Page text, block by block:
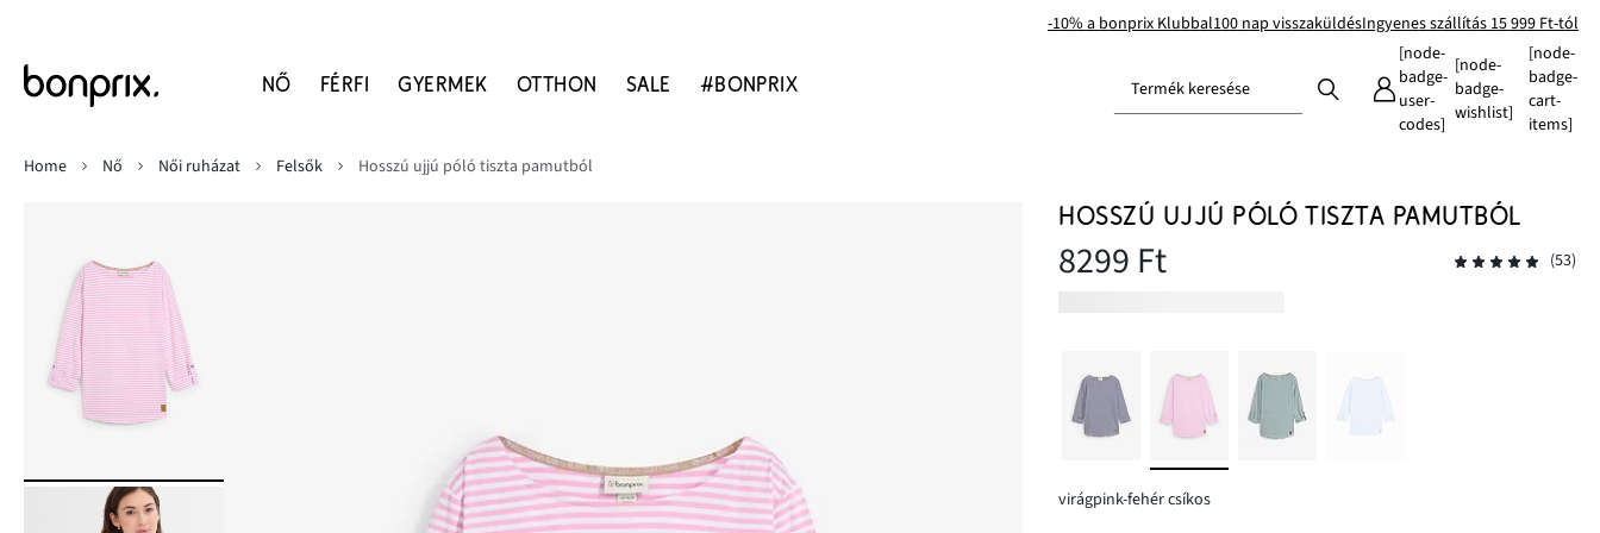
-10% a bonprix Klubbal100 nap visszaküldésIngyenes szállítás 15 999 Ft-tól
NŐ FÉRFI GYERMEK OTTHON SALE #BONPRIX Termék keresése
[node-
badge-
user-
codes]
[node-
badge-
wishlist]
[node-
badge-
cart-
items]
Home
Nő Női ruházat Felsők Hosszú ujjú póló tiszta pamutból
HOSSZÚ UJJÚ PÓLÓ TISZTA PAMUTBÓL
8299 Ft (53)
virágpink-fehér csíkos